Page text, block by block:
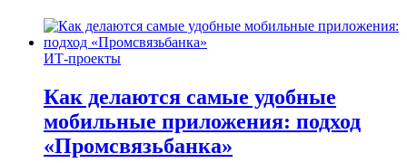
ИТ-проекты
Как делаются самые удобные
мобильные приложения: подход
«Промсвязьбанка»